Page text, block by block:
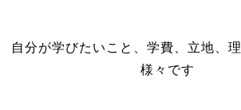
自分が学びたいこと、学費、立地、
様々です